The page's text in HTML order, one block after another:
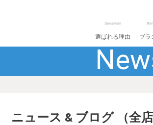
SalesPoint
選ばれる理由 ブラ
ニュース & ブログ （全店